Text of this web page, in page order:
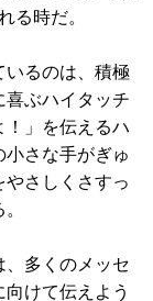
る時だ。
るのは、積極
喜ぶハイタッチ
！」を伝えるハ
さな手がぎゅ
さしくさすっ
多くのメッセ
けて伝えよう